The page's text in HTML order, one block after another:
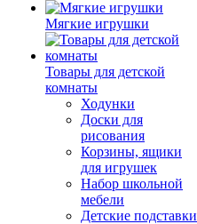
Мягкие игрушки
Товары для детской
комнаты
Ходунки
Доски для
рисования
Корзины, ящики
для игрушек
Набор школьной
мебели
Детские подставки